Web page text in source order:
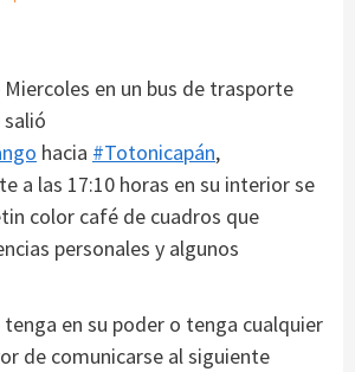
en un bus de trasporte
hacia #Totonicapán,
a las 17:10 horas en su interior se
color café de cuadros que
personales y algunos
tenga en su poder o tenga cualquier
de comunicarse al siguiente